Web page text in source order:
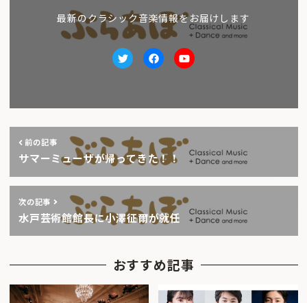
最新のクラシック音楽情報をお届けします
TwitterfacebookYoutube
前の記事
サマーミューザが帰ってきた！！
次の記事
水戸芸術館館長に小澤征爾が就任
おすすめ記事